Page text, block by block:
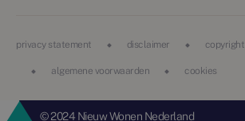
privacy statement disclaimer copyright
algemene voorwaarden cookies
© 2024 Nieuw Wonen Nederland